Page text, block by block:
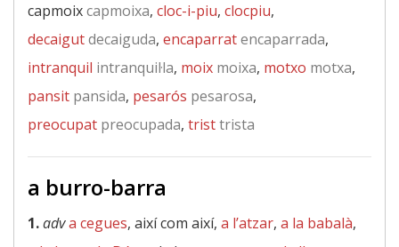
capmoixcapmoixa, cloc-i-piu, clocpiu,
decaigutdecaiguda, encaparratencaparrada,
intranquil intranquil·la, moix moixa, motxo motxa,
pansit pansida, pesarós pesarosa,
preocupat preocupada, tristtrista
a burro-barra
1.adva cegues, així com així, a l’atzar, a la babalà,